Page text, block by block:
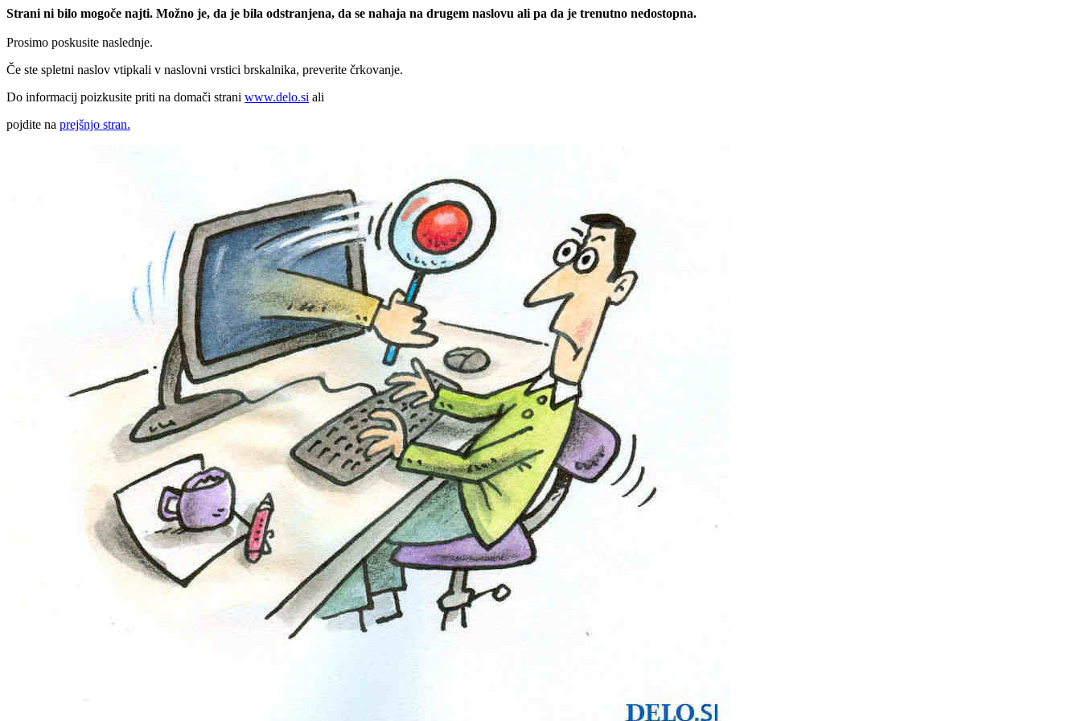
Strani ni bilo mogoče najti. Možno je, da je bila odstranjena, da se nahaja na drugem naslovu ali pa da je trenutno nedostopna.
Prosimo poskusite naslednje.
Če ste spletni naslov vtipkali v naslovni vrstici brskalnika, preverite črkovanje.
Do informacij poizkusite priti na domači strani www.delo.si ali
pojdite na prejšnjo stran.